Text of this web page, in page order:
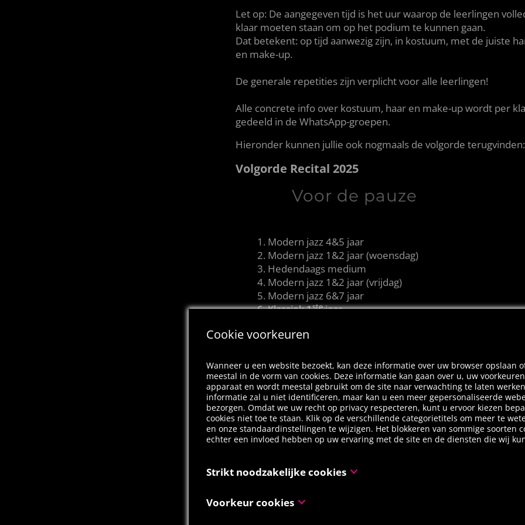
Let op: De aangegeven tijd is het uur waarop de leerlingen
klaar moeten staan om op het podium te kunnen gaan.
Dat betekent: op tijd aanwezig zijn, in kostuum, met de juiste
en make-up.
De generale repetities zijn verplicht voor alle leerlingen!
Alle concrete info over kostuum, haar en make-up wordt per
gedeeld in de WhatsApp-groepen.
Hieronder kunnen jullie ook nogmaals de volgorde terugvinden:
Volgorde Recital 2025
Voor de pauze
Modern jazz 4&5 jaar
Modern jazz 1&2 jaar (woensdag)
Hedendaags medium
Modern jazz 1&2 jaar (vrijdag)
Modern jazz 6&7 jaar
Klassiek 1stejaar
Klassiek 3&4 jaar
Klassiek 2
jaar
Klassiek 7&8 jaar
Latin 5&6 jaar
Latin 1&2 jaar
Latin volwassenen
Showdance jeugd
Jazz 1&2 jaar
Jazz +14 jaar
Na de pauze
Cookie voorkeuren
Wanneer u een website bezoekt, kan deze informatie over uw browser opslaan
meestal in de vorm van cookies. Deze informatie kan gaan over u, uw
apparaat en wordt meestal gebruikt om de site naar verwachting te laten
informatie zal u niet identificeren, maar kan u een meer gepersonaliseerde
bezorgen. Omdat we uw recht op privacy respecteren, kunt u ervoor kiezen
cookies niet toe te staan. Klik op de verschillende categorietitels om meer te
en onze standaardinstellingen te wijzigen. Het blokkeren van sommige soorten
echter een invloed hebben op uw ervaring met de site en de diensten die wij
Strikt noodzakelijke cookies
uitgeschakeld worden in onze systemen. Deze worden meestal alleen ingesteld
Voorkeur cookies